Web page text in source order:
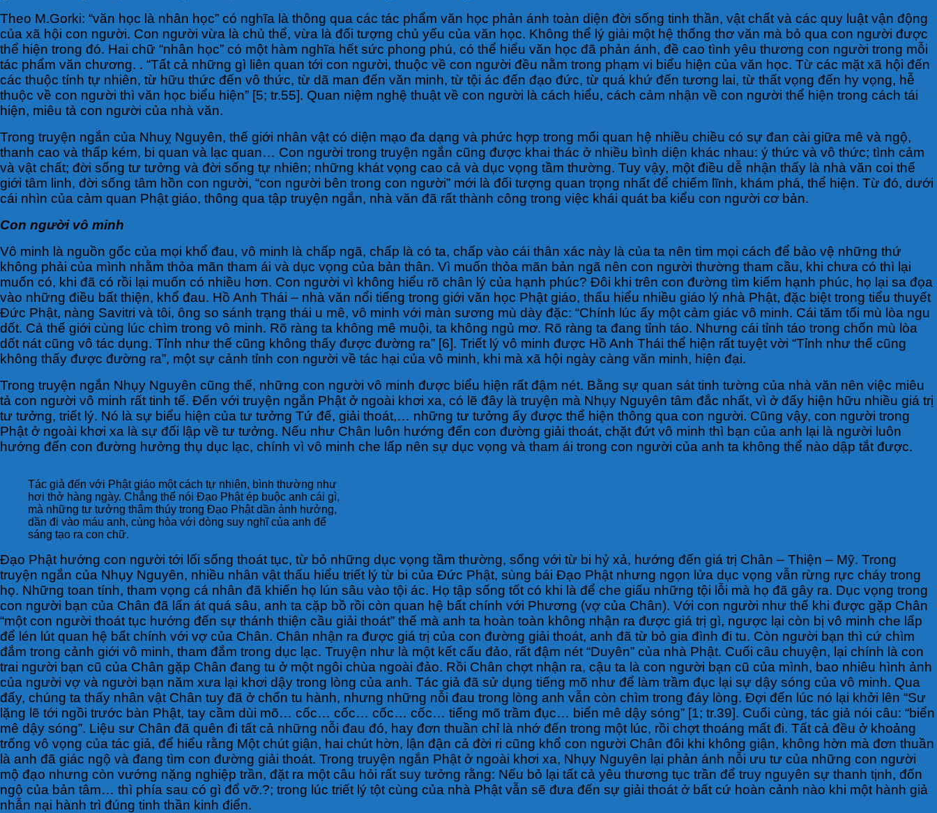
Theo M.Gorki: “văn học là nhân học” có nghĩa là thông qua các tác phẩm văn học phản ánh toàn diện đời sống tinh thần, vật chất và các quy luật vận động
của xã hội con người. Con người vừa là chủ thể, vừa là đối tượng chủ yếu của văn học. Không thể lý giải một hệ thống thơ văn mà bỏ qua con người được
thể hiện trong đó. Hai chữ “nhân học” có một hàm nghĩa hết sức phong phú, có thể hiểu văn học đã phản ánh, đề cao tình yêu thương con người trong mỗi
tác phẩm văn chương. . “Tất cả những gì liên quan tới con người, thuộc về con người đều nằm trong phạm vi biểu hiện của văn học. Từ các mặt xã hội đến
các thuộc tính tự nhiên, từ hữu thức đến vô thức, từ dã man đến văn minh, từ tội ác đến đạo đức, từ quá khứ đến tương lai, từ thất vọng đến hy vọng, hễ
thuộc về con người thì văn học biểu hiện” [5; tr.55]. Quan niệm nghệ thuật về con người là cách hiểu, cách cảm nhận về con người thể hiện trong cách tái
hiện, miêu tả con người của nhà văn.
Trong truyện ngắn của Nhuỵ Nguyên, thế giới nhân vật có diện mạo đa dạng và phức hợp trong mối quan hệ nhiều chiều có sự đan cài giữa mê và ngộ,
thanh cao và thấp kém, bi quan và lạc quan… Con người trong truyện ngắn cũng được khai thác ở nhiều bình diện khác nhau: ý thức và vô thức; tình cảm
và vật chất; đời sống tư tưởng và đời sống tự nhiên; những khát vọng cao cả và dục vọng tầm thường. Tuy vậy, một điều dễ nhận thấy là nhà văn coi thế
giới tâm linh, đời sống tâm hồn con người, “con người bên trong con người” mới là đối tượng quan trọng nhất để chiếm lĩnh, khám phá, thể hiện. Từ đó, dưới
cái nhìn của cảm quan Phật giáo, thông qua tập truyện ngắn, nhà văn đã rất thành công trong việc khái quát ba kiểu con người cơ bản.
Con người vô minh
Vô minh là nguồn gốc của mọi khổ đau, vô minh là chấp ngã, chấp là có ta, chấp vào cái thân xác này là của ta nên tìm mọi cách để bảo vệ những thứ
không phải của mình nhằm thỏa mãn tham ái và dục vọng của bản thân. Vì muốn thỏa mãn bản ngã nên con người thường tham cầu, khi chưa có thì lại
muốn có, khi đã có rồi lại muốn có nhiều hơn. Con người vì không hiểu rõ chân lý của hạnh phúc? Đôi khi trên con đường tìm kiếm hạnh phúc, họ lại sa đọa
vào những điều bất thiện, khổ đau. Hồ Anh Thái – nhà văn nổi tiếng trong giới văn học Phật giáo, thấu hiểu nhiều giáo lý nhà Phật, đặc biệt trong tiểu thuyết
Đức Phật, nàng Savitri và tôi, ông so sánh trạng thái u mê, vô minh với màn sương mù dày đặc: “Chính lúc ấy một cảm giác vô minh. Cái tăm tối mù lòa ngu
dốt. Cả thế giới cùng lúc chìm trong vô minh. Rõ ràng ta không mê muội, ta không ngủ mơ. Rõ ràng ta đang tỉnh táo. Nhưng cái tỉnh táo trong chốn mù lòa
dốt nát cũng vô tác dụng. Tỉnh như thế cũng không thấy được đường ra” [6]. Triết lý vô minh được Hồ Anh Thái thể hiện rất tuyệt vời “Tỉnh như thế cũng
không thấy được đường ra”, một sự cảnh tỉnh con người về tác hại của vô minh, khi mà xã hội ngày càng văn minh, hiện đại.
Trong truyện ngắn Nhụy Nguyên cũng thế, những con người vô minh được biểu hiện rất đậm nét. Bằng sự quan sát tinh tường của nhà văn nên việc miêu
tả con người vô minh rất tinh tế. Đến với truyện ngắn Phật ở ngoài khơi xa, có lẽ đây là truyện mà Nhụy Nguyên tâm đắc nhất, vì ở đấy hiện hữu nhiều giá trị
tư tưởng, triết lý. Nó là sự biểu hiện của tư tưởng Tứ đế, giải thoát,… những tư tưởng ấy được thể hiện thông qua con người. Cũng vậy, con người trong
Phật ở ngoài khơi xa là sự đối lập về tư tưởng. Nếu như Chân luôn hướng đến con đường giải thoát, chặt đứt vô minh thì bạn của anh lại là người luôn
hướng đến con đường hưởng thụ dục lạc, chính vì vô minh che lấp nên sự dục vọng và tham ái trong con người của anh ta không thể nào dập tắt được.
Tác giả đến với Phật giáo một cách tự nhiên, bình thường như
hơi thở hàng ngày. Chẳng thể nói Đạo Phật ép buộc anh cái gì,
mà những tư tưởng thâm thúy trong Đạo Phật dần ảnh hưởng,
dần đi vào máu anh, cùng hòa với dòng suy nghĩ của anh để
sáng tạo ra con chữ.
Đạo Phật hướng con người tới lối sống thoát tục, từ bỏ những dục vọng tầm thường, sống với từ bi hỷ xả, hướng đến giá trị Chân – Thiện – Mỹ. Trong
truyện ngắn của Nhụy Nguyên, nhiều nhân vật thấu hiểu triết lý từ bi của Đức Phật, sùng bái Đạo Phật nhưng ngọn lửa dục vọng vẫn rừng rực cháy trong
họ. Những toan tính, tham vọng cá nhân đã khiến họ lún sâu vào tội ác. Họ tập sống tốt có khi là để che giấu những tội lỗi mà họ đã gây ra. Dục vọng trong
con người bạn của Chân đã lấn át quá sâu, anh ta cặp bồ rồi còn quan hệ bất chính với Phương (vợ của Chân). Với con người như thế khi được gặp Chân
“một con người thoát tục hướng đến sự thánh thiện cầu giải thoát” thế mà anh ta hoàn toàn không nhận ra được giá trị gì, ngược lại còn bị vô minh che lấp
để lén lút quan hệ bất chính với vợ của Chân. Chân nhận ra được giá trị của con đường giải thoát, anh đã từ bỏ gia đình đi tu. Còn người bạn thì cứ chìm
đắm trong cảnh giới vô minh, tham đắm trong dục lạc. Truyện như là một kết cấu đảo, rất đậm nét “Duyên” của nhà Phật. Cuối câu chuyện, lại chính là con
trai người bạn cũ của Chân gặp Chân đang tu ở một ngôi chùa ngoài đảo. Rồi Chân chợt nhận ra, cậu ta là con người bạn cũ của mình, bao nhiêu hình ảnh
của người vợ và người bạn năm xưa lại khơi dậy trong lòng của anh. Tác giả đã sử dụng tiếng mõ như để làm trầm đục lại sự dậy sóng của vô minh. Qua
đấy, chúng ta thấy nhân vật Chân tuy đã ở chốn tu hành, nhưng những nỗi đau trong lòng anh vẫn còn chìm trong đáy lòng. Đợi đến lúc nó lại khởi lên “Sư
lặng lẽ tới ngồi trước bàn Phật, tay cầm dùi mõ… cốc… cốc… cốc… cốc… tiếng mõ trầm đục… biển mê dậy sóng” [1; tr.39]. Cuối cùng, tác giả nói câu: “biển
mê dậy sóng”. Liệu sư Chân đã quên đi tất cả những nỗi đau đó, hay đơn thuần chỉ là nhớ đến trong một lúc, rồi chợt thoáng mất đi. Tất cả đều ở khoảng
trống vô vọng của tác giả, để hiểu rằng Một chút giận, hai chút hờn, lận đận cả đời ri cũng khổ con người Chân đôi khi không giận, không hờn mà đơn thuần
là anh đã giác ngộ và đang tìm con đường giải thoát. Trong truyện ngắn Phật ở ngoài khơi xa, Nhụy Nguyên lại phản ánh nỗi ưu tư của những con người
mộ đạo nhưng còn vướng nặng nghiệp trần, đặt ra một câu hỏi rất suy tưởng rằng: Nếu bỏ lại tất cả yêu thương tục trần để truy nguyên sự thanh tịnh, đốn
ngộ của bản tâm… thì phía sau có gì đổ vỡ.?; trong lúc triết lý tột cùng của nhà Phật vẫn sẽ đưa đến sự giải thoát ở bất cứ hoàn cảnh nào khi một hành giả
nhẫn nại hành trì đúng tinh thần kinh điển.